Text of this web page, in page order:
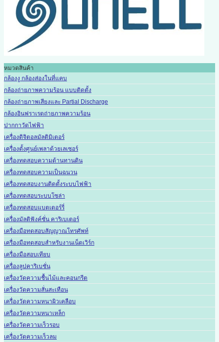
หมวดสินค้า
กล้องงู กล้องส่องในที่แคบ
กล้องถ่ายภาพความร้อน แบบติดตั้ง
กล้องถ่ายภาพเสียงและ Partial Discharge
กล้องอินฟราเรดถ่ายภาพความร้อน
ปากกาวัดไฟฟ้า
เครื่องดิจิตอลมัลติมิเตอร์
เครื่องตั้งศูนย์เพลาด้วยเลเซอร์
เครื่องทดสอบความต้านทานดิน
เครื่องทดสอบความเป็นฉนวน
เครื่องทดสอบงานติดตั้งระบบไฟฟ้า
เครื่องทดสอบระบบโซล่า
เครื่องทดสอบแบตเตอร์รี่
เครื่องมัลติฟังค์ชั่น คาริเบเตอร์
เครื่องมือทดสอบสัญญาณโทรศัพท์
เครื่องมือทดสอบสำหรับงานเน็ตเวิร์ก
เครื่องมือสอบเทียบ
เครื่องลูปคาริเบชั่น
เครื่องวัดความชื้นไม้และคอนกรีต
เครื่องวัดความสั่นสะเทือน
เครื่องวัดความหนาผิวเคลือบ
เครื่องวัดความหนาเหล็ก
เครื่องวัดความเร็วรอบ
เครื่องวัดความเร็วลม